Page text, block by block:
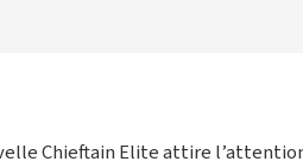
Chieftain Elite attire